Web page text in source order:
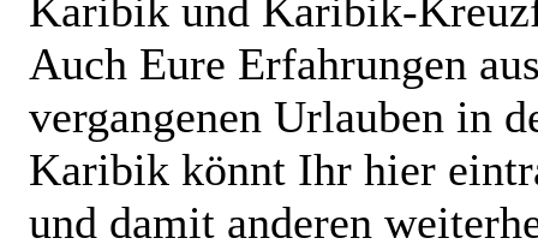
Karibik und Karibik-
Auch Eure Erfahrungen
vergangenen Urlauben in
Karibik könnt Ihr hier
und damit anderen